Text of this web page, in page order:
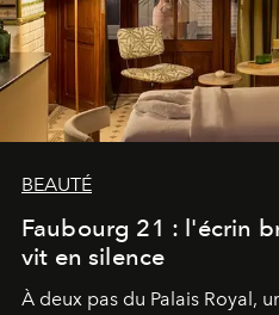
BEAUTÉ
Faubourg 21 : l'écrin
vit en silence
À deux pas du Palais Royal,